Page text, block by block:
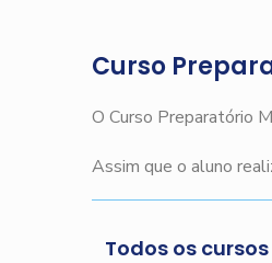
Curso
O Curso Preparatório
Assim que o aluno
Todos os